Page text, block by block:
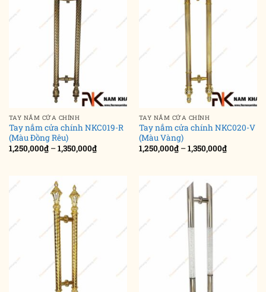
TAY NẮM CỬA CHÍNH
Tay nắm cửa chính NKC019-R
(Màu Đồng Rêu)
1,250,000₫ –1,350,000₫Khoảng
giá:
TAY NẮM CỬA CHÍNH
Tay nắm cửa chính NKC020-V
(Màu Vàng)
1,250,000₫ –1,350,000₫Khoảng
giá: